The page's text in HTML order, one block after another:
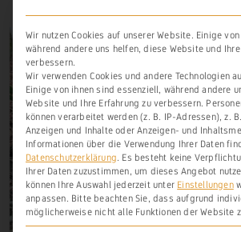
Wir nutzen Cookies auf unserer Website. Einige
während andere uns helfen, diese Website und
verbessern.
Wir verwenden Cookies und andere Technologien
Einige von ihnen sind essenziell, während andere
Website und Ihre Erfahrung zu verbessern.
können verarbeitet werden (z. B. IP-Adressen), z.
Anzeigen und Inhalte oder Anzeigen- und
Informationen über die Verwendung Ihrer Daten
Datenschutzerklärung Es besteht keine
Ihrer Daten zuzustimmen, um dieses Angebot
können Ihre Auswahl jederzeit unter Einstellungen
anpassen. Bitte beachten Sie, dass aufgrund
möglicherweise nicht alle Funktionen der Website